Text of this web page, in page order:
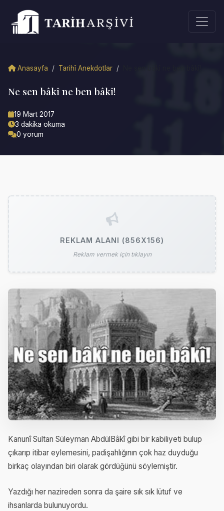
Anasayfa / Tarihî Anekdotlar /
Ne sen bâkî ne ben bâkî!
19 Mart 2017
3 dakika okuma
0 yorum
REKLAM ALANI (856X156)
Reklam vermek için tıklayın
Kanunî Sultan Süleyman AbdülBâkî gibi bir kabiliyeti bulup
çıkarıp itibar eylemesini, padişahlığının çok haz duyduğu
birkaç olayından biri olarak gördüğünü söylemiştir.
Yazdığı her nazireden sonra da şaire sık sık lütuf ve
ihsanlarda bulunuyordu.